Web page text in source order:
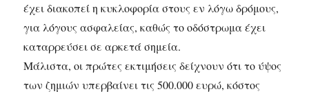
έχει διακοπεί η κυκλοφορία στους εν λόγω δρόμους,
για λόγους ασφαλείας, καθώς το οδόστρωμα έχει
καταρρεύσει σε αρκετά σημεία.
Μάλιστα, οι πρώτες εκτιμήσεις δείχνουν ότι το ύψος
των ζημιών υπερβαίνει τις 500.000 ευρώ, κόστος